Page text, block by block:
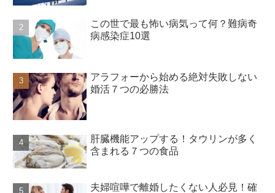
この世で最も怖い病気って何？難病奇
病感染症10選
アラフォーから始める絶対失敗しない
婚活７つの必勝法
肝臓機能アップする！タウリンが多く
含まれる７つの食品
夫婦喧嘩で離婚したくない人必見！確